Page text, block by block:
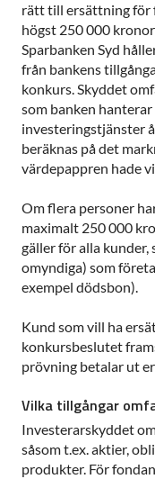
rätt till ersättning för
högst 250 000
Sparbanken Syd
från bankens
konkurs. Skyddet
som banken
investeringstjänster
beräknas på det
värdepappren hade
Om flera personer
maximalt 250 000
gäller för alla
omyndiga) som
exempel dödsbon).
Kund som vill ha
konkursbeslutet
prövning betalar ut
Vilka tillgångar
Investerarskyddet
såsom t.ex. aktier,
produkter. För